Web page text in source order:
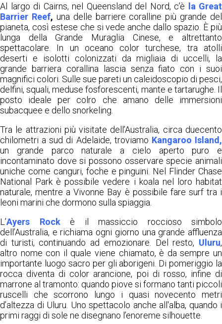
Al largo di Cairns, nel Queensland del Nord, c’è la Great
Barrier Reef, una delle barriere coralline più grande del
pianeta, così estese che si vede anche dallo spazio. È più
lunga della Grande Muraglia Cinese, e altrettanto
spettacolare. In un oceano color turchese, tra atolli
deserti e isolotti colonizzati da migliaia di uccelli, la
grande barriera corallina lascia senza fiato con i suoi
magnifici colori. Sulle sue pareti un caleidoscopio di pesci,
delfini, squali, meduse fosforescenti, mante e tartarughe. Il
posto ideale per colro che amano delle immersioni
subacquee e dello snorkeling.
Tra le attrazioni più visitate dell’Australia, circa duecento
chilometri a sud di Adelaide, troviamo Kangaroo Island,
un grande parco naturale a cielo aperto puro e
incontaminato dove si possono osservare specie animali
uniche come canguri, foche e pinguini. Nel Flinder Chase
National Park è possibile vedere i koala nel loro habitat
naturale, mentre a Vivonne Bay è possibile fare surf tra i
leoni marini che dormono sulla spiaggia.
L’Ayers Rock è il massiccio roccioso simbolo
dell’Australia, e richiama ogni giorno una grande affluenza
di turisti, continuando ad emozionare. Del resto, Uluru,
altro nome con il quale viene chiamato, è da sempre un
importante luogo sacro per gli aborigeni. Di pomeriggio la
rocca diventa di color arancione, poi di rosso, infine di
marrone al tramonto: quando piove si formano tanti piccoli
ruscelli che scorrono lungo i quasi novecento metri
d’altezza di Uluru. Uno spettacolo anche all'alba, quando i
primi raggi di sole ne disegnano l’enoreme silhouette.